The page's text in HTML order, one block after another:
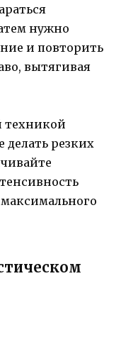
нужно
и повторить
вытягивая
техникой
резких